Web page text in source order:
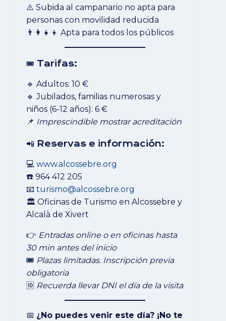
⚠️ Subida al campanario no apta para
personas con movilidad reducida
👨‍👩‍👧‍👦 Apta para todos los públicos
🎟 Tarifas:
🔹 Adultos: 10 €
🔹 Jubilados, familias numerosas y
niños (6-12 años): 6 €
📌 Imprescindible mostrar acreditación
📲 Reservas e información:
💻 www.alcossebre.org
☎️ 964 412 205
📧 turismo@alcossebre.org
🏛 Oficinas de Turismo en Alcossebre y
Alcalà de Xivert
👉 Entradas online o en oficinas hasta
30 min antes del inicio
🎟 Plazas limitadas. Inscripción previa
obligatoria
🆔 Recuerda llevar DNI el día de la visita
📅 ¿No puedes venir este día? ¡No te